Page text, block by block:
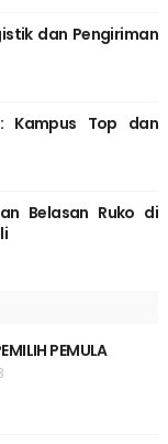
dan Pengiriman
Kampus Top dan
Belasan Ruko di
PEMULA